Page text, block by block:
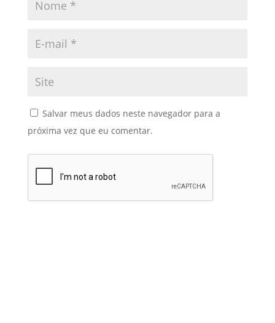
Salvar meus dados neste navegador para a
próxima vez que eu comentar.